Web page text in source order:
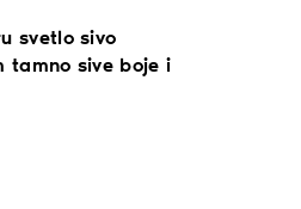
svetlo sivo
tamno sive boje i